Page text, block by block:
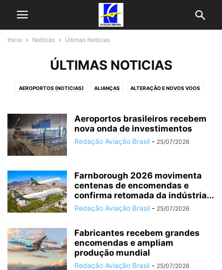
Início Notícias Últimas Noticias
ÚLTIMAS NOTICIAS
AEROPORTOS (NOTICIAS) ALIANÇAS ALTERAÇÃO E NOVOS VOOS
ENCOMENDAS E FROTAS
GOL NOTICIAS HISTÓRIA LATAM NOTICIAS MATÉRIAS MRO
PROGRAMAS DE FIDELIZAÇÃO PROMOÇÕES DE PASSAGENS SERVIÇOS
SUSTENTABILIDADE
Aeroportos brasileiros recebem
nova onda de investimentos
Redação Aviação Brasil - 25/07/2026
Farnborough 2026 movimenta
centenas de encomendas e
confirma retomada da indústria...
Redação Aviação Brasil - 25/07/2026
Fabricantes recebem grandes
encomendas e ampliam
produção mundial
Redação Aviação Brasil - 25/07/2026